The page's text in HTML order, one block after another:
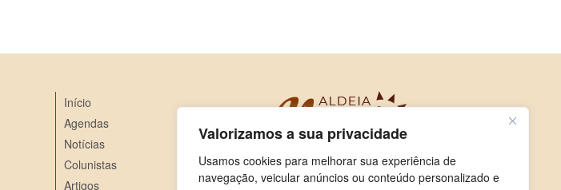
Valorizamos a sua privacidade
Usamos cookies para melhorar sua experiência de
navegação, veicular anúncios ou conteúdo personalizado e
Início
Agendas
Notícias
Colunistas
Artigos